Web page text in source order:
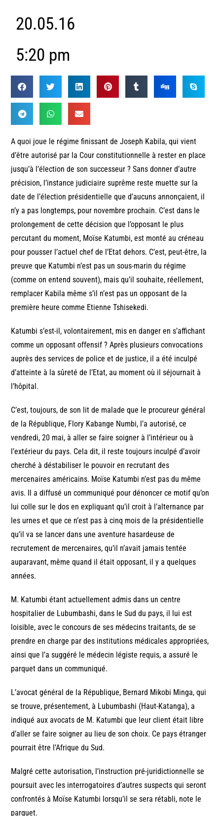
20.05.16
5:20 pm
A quoi joue le régime finissant de Joseph Kabila, qui vient
d’être autorisé par la Cour constitutionnelle à rester en place
jusqu’à l’élection de son successeur ? Sans donner d’autre
précision, l’instance judiciaire suprême reste muette sur la
date de l’élection présidentielle que d’aucuns annonçaient, il
n’y a pas longtemps, pour novembre prochain. C’est dans le
prolongement de cette décision que l’opposant le plus
percutant du moment, Moïse Katumbi, est monté au créneau
pour pousser l’actuel chef de l’Etat dehors. C’est, peut-être, la
preuve que Katumbi n’est pas un sous-marin du régime
(comme on entend souvent), mais qu’il souhaite, réellement,
remplacer Kabila même s’il n’est pas un opposant de la
première heure comme Etienne Tshisekedi.
Katumbi s’est-il, volontairement, mis en danger en s’affichant
comme un opposant offensif ? Après plusieurs convocations
auprès des services de police et de justice, il a été inculpé
d’atteinte à la sûreté de l’Etat, au moment où il séjournait à
l’hôpital.
C’est, toujours, de son lit de malade que le procureur général
de la République, Flory Kabange Numbi, l’a autorisé, ce
vendredi, 20 mai, à aller se faire soigner à l’intérieur ou à
l’extérieur du pays. Cela dit, il reste toujours inculpé d’avoir
cherché à déstabiliser le pouvoir en recrutant des
mercenaires américains. Moïse Katumbi n’est pas du même
avis. Il a diffusé un communiqué pour dénoncer ce motif qu’on
lui colle sur le dos en expliquant qu’il croit à l’alternance par
les urnes et que ce n’est pas à cinq mois de la présidentielle
qu’il va se lancer dans une aventure hasardeuse de
recrutement de mercenaires, qu’il n’avait jamais tentée
auparavant, même quand il était opposant, il y a quelques
années.
M. Katumbi étant actuellement admis dans un centre
hospitalier de Lubumbashi, dans le Sud du pays, il lui est
loisible, avec le concours de ses médecins traitants, de se
prendre en charge par des institutions médicales appropriées,
ainsi que l’a suggéré le médecin légiste requis, a assuré le
parquet dans un communiqué.
L’avocat général de la République, Bernard Mikobi Minga, qui
se trouve, présentement, à Lubumbashi (Haut-Katanga), a
indiqué aux avocats de M. Katumbi que leur client était libre
d’aller se faire soigner au lieu de son choix. Ce pays étranger
pourrait être l’Afrique du Sud.
Malgré cette autorisation, l’instruction pré-juridictionnelle se
poursuit avec les interrogatoires d’autres suspects qui seront
confrontés à Moïse Katumbi lorsqu’il se sera rétabli, note le
parquet.